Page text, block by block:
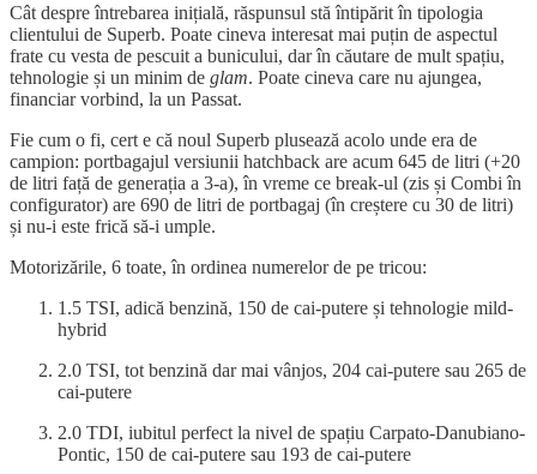
Cât despre întrebarea inițială, răspunsul stă întipărit în tipologia
clientului de Superb. Poate cineva interesat mai puțin de aspectul
frate cu vesta de pescuit a bunicului, dar în căutare de mult spațiu,
tehnologie și un minim de glam. Poate cineva care nu ajungea,
financiar vorbind, la un Passat.
Fie cum o fi, cert e că noul Superb plusează acolo unde era de
campion: portbagajul versiunii hatchback are acum 645 de litri (+20
de litri față de generația a 3-a), în vreme ce break-ul (zis și Combi în
configurator) are 690 de litri de portbagaj (în creștere cu 30 de litri)
și nu-i este frică să-i umple.
Motorizările, 6 toate, în ordinea numerelor de pe tricou:
1.5 TSI, adică benzină, 150 de cai-putere și tehnologie mild-
hybrid
2.0 TSI, tot benzină dar mai vânjos, 204 cai-putere sau 265 de
cai-putere
2.0 TDI, iubitul perfect la nivel de spațiu Carpato-Danubiano-
Pontic, 150 de cai-putere sau 193 de cai-putere